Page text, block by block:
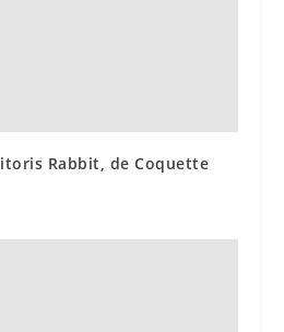
Rabbit, de Coquette